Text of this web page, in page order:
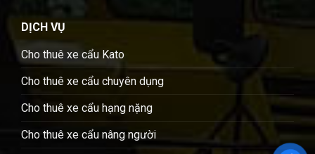
DỊCH VỤ
Cho thuê xe cẩu Kato
Cho thuê xe cẩu chuyên dụng
Cho thuê xe cẩu hạng nặng
Cho thuê xe cẩu nâng người